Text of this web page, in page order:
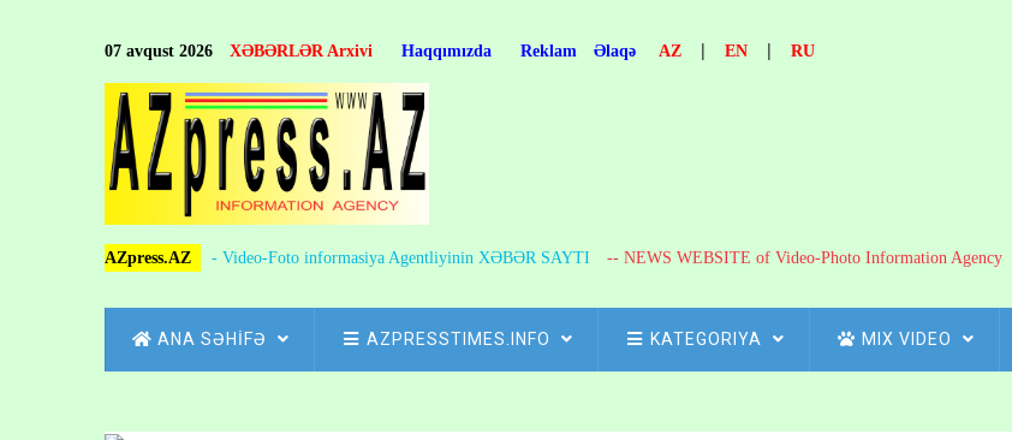
07 avqust 2026 XƏBƏRLƏR Arxivi Haqqımızda Reklam Əlaqə AZ | EN | RU
AZpress.AZ - Video-Foto informasiya Agentliyinin XƏBƏR SAYTI -- NEWS WEBSITE of Video-Photo Information Agency
MAIN
NAVIGATION
ANA SƏHİFƏ AZPRESSTIMES.INFO KATEGORIYA MIX VIDEO